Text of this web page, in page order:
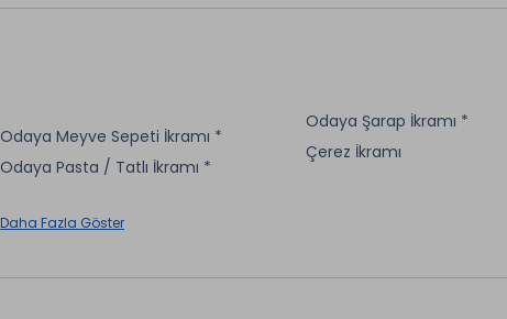
Odaya Meyve Sepeti İkramı *
Odaya Pasta / Tatlı İkramı *
Odaya Şarap İkramı *
Çerez İkramı
* ile işaretli özellikler ücretlidir.
Daha Fazla Göster